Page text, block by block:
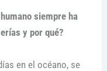
siempre ha
y por qué?
en el océano, se